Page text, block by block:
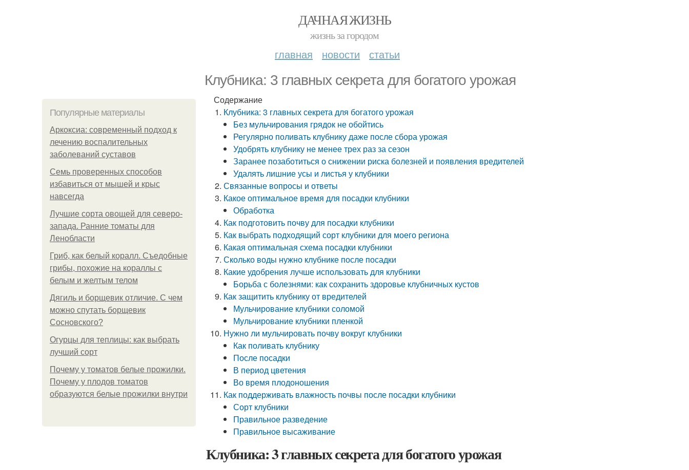
ДАЧНАЯ ЖИЗНЬ
жизнь за городом
главная новости статьи
Клубника: 3 главных секрета для богатого урожая
Популярные материалы
Аркоксиа: современный подход к
лечению воспалительных
заболеваний суставов
Семь проверенных способов
избавиться от мышей и крыс
навсегда
Лучшие сорта овощей для северо-
запада. Ранние томаты для
Ленобласти
Гриб, как белый коралл. Съедобные
грибы, похожие на кораллы с
белым и желтым телом
Дягиль и борщевик отличие. С чем
можно спутать борщевик
Сосновского?
Огурцы для теплицы: как выбрать
лучший сорт
Почему у томатов белые прожилки.
Почему у плодов томатов
образуются белые прожилки внутри
Содержание
Клубника: 3 главных секрета для богатого урожая
Без мульчирования грядок не обойтись
Регулярно поливать клубнику даже после сбора урожая
Удобрять клубнику не менее трех раз за сезон
Заранее позаботиться о снижении риска болезней и появления вредителей
Удалять лишние усы и листья у клубники
Связанные вопросы и ответы
Какое оптимальное время для посадки клубники
Обработка
Как подготовить почву для посадки клубники
Как выбрать подходящий сорт клубники для моего региона
Какая оптимальная схема посадки клубники
Сколько воды нужно клубнике после посадки
Какие удобрения лучше использовать для клубники
Борьба с болезнями: как сохранить здоровье клубничных кустов
Как защитить клубнику от вредителей
Мульчирование клубники соломой
Мульчирование клубники пленкой
Нужно ли мульчировать почву вокруг клубники
Как поливать клубнику
После посадки
В период цветения
Во время плодоношения
Как поддерживать влажность почвы после посадки клубники
Сорт клубники
Правильное разведение
Правильное высаживание
Клубника: 3 главных секрета для богатого урожая